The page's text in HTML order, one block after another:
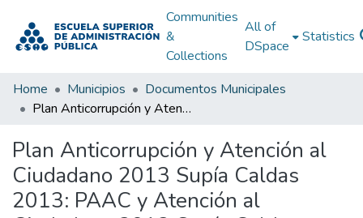
Communities
&
Collections
All of
DSpace
Statistics
Home Municipios
Documentos Municipales
Plan Anticorrupción y Atención al Ciudadano 2013 Supía Caldas 2013: PAAC y Atención al Ciudadano 2013 Supía Caldas 2013
Plan Anticorrupción y Atención al
Ciudadano 2013 Supía Caldas
2013: PAAC y Atención al